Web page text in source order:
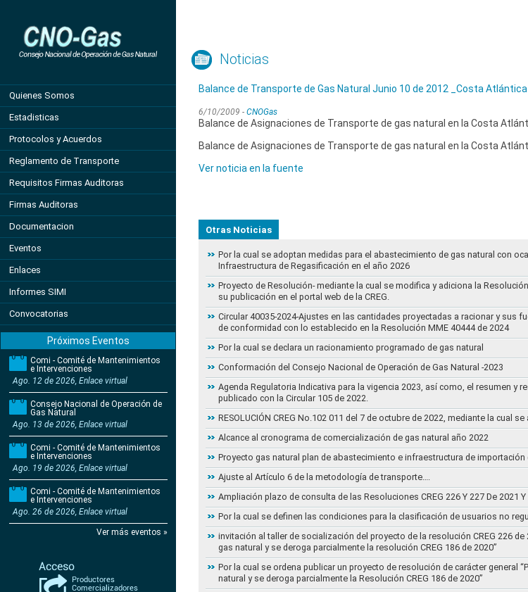
Quienes Somos
Estadisticas
Protocolos y Acuerdos
Reglamento de Transporte
Requisitos Firmas Auditoras
Firmas Auditoras
Documentacion
Eventos
Enlaces
Informes SIMI
Convocatorias
Próximos Eventos
Comi - Comité de Mantenimientos
e Intervenciones
Ago. 12 de 2026, Enlace virtual
Consejo Nacional de Operación de
Gas Natural
Ago. 13 de 2026, Enlace virtual
Comi - Comité de Mantenimientos
e Intervenciones
Ago. 19 de 2026, Enlace virtual
Comi - Comité de Mantenimientos
e Intervenciones
Ago. 26 de 2026, Enlace virtual
Ver más eventos »
Noticias
Balance de Transporte de Gas Natural Junio 10 de 2012 _Costa Atlántica
6/10/2009 - CNOGas
Balance de Asignaciones de Transporte de gas natural en la Costa
Balance de Asignaciones de Transporte de gas natural en la Costa
Ver noticia en la fuente
Otras Noticias
Por la cual se adoptan medidas para el abastecimiento de gas natural con
Infraestructura de Regasificación en el año 2026
Proyecto de Resolución- mediante la cual se modifica y adiciona la
su publicación en el portal web de la CREG.
Circular 40035-2024-Ajustes en las cantidades proyectadas a racionar y
de conformidad con lo establecido en la Resolución MME 40444 de 2024
Por la cual se declara un racionamiento programado de gas natural
Conformación del Consejo Nacional de Operación de Gas Natural -2023
Agenda Regulatoria Indicativa para la vigencia 2023, así como, el resumen
publicado con la Circular 105 de 2022.
RESOLUCIÓN CREG No.102 011 del 7 de octubre de 2022, mediante la cual
Alcance al cronograma de comercialización de gas natural año 2022
Proyecto gas natural plan de abastecimiento e infraestructura de importación
Ajuste al Artículo 6 de la metodología de transporte….
Ampliación plazo de consulta de las Resoluciones CREG 226 Y 227 De 2021 Y
Por la cual se definen las condiciones para la clasificación de usuarios no
invitación al taller de socialización del proyecto de la resolución CREG 226
gas natural y se deroga parcialmente la resolución CREG 186 de 2020”
Por la cual se ordena publicar un proyecto de resolución de carácter
natural y se deroga parcialmente la Resolución CREG 186 de 2020”